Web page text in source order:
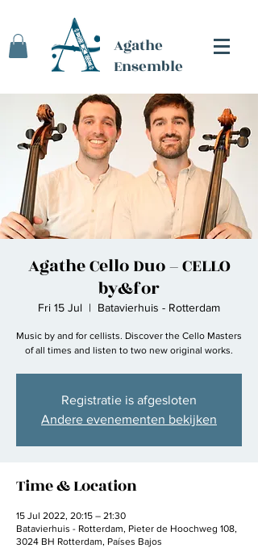
Agathe
Ensemble
Agathe Cello Duo – CELLO
by&for
Fri 15 Jul
  |
Batavierhuis - Rotterdam
Music by and for cellists. Discover the Cello Masters
of all times and listen to two new original works.
Registratie is afgesloten
Andere evenementen bekijken
Time & Location
15 Jul 2022, 20:15 – 21:30
Batavierhuis - Rotterdam, Pieter de Hoochweg 108,
3024 BH Rotterdam, Países Bajos